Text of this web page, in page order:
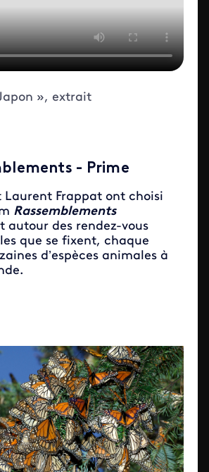
», extrait
- Prime
Laurent Frappat ont choisi
Rassemblements
autour des rendez-vous
que se fixent, chaque
d’espèces animales à